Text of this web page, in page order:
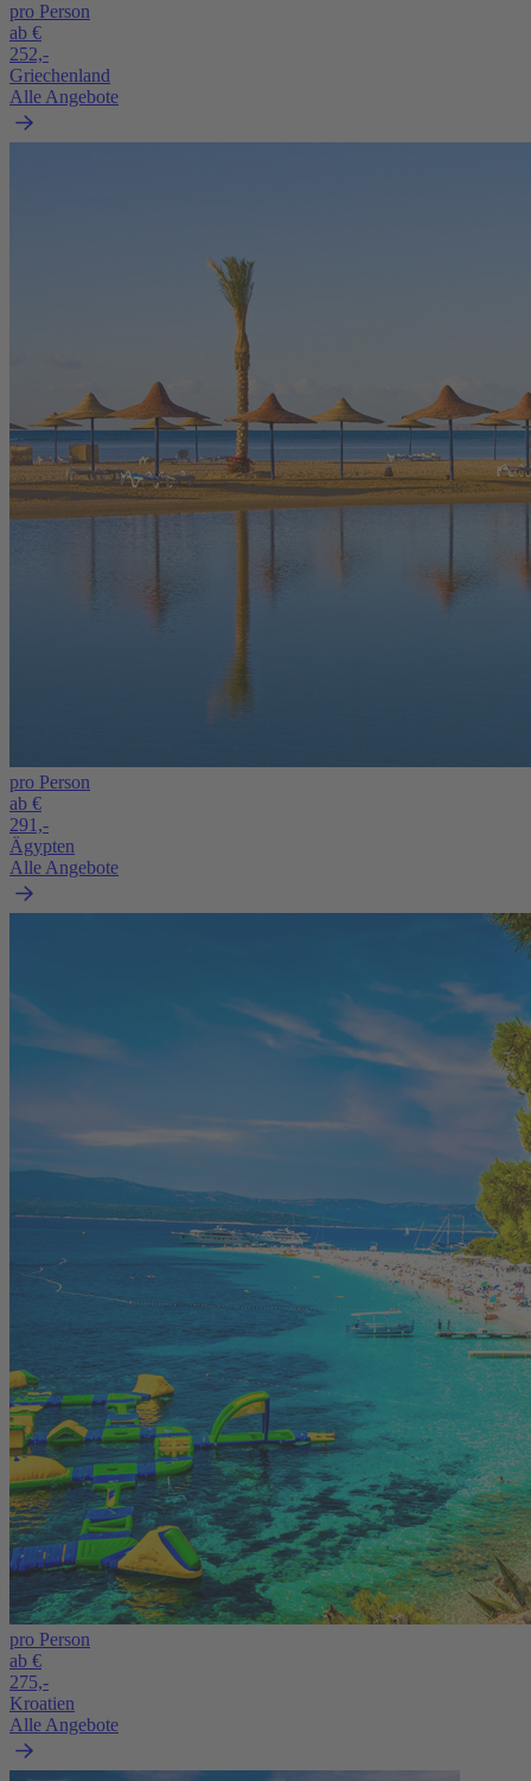
pro Person
ab €
252,-
Griechenland
Alle Angebote
pro Person
ab €
291,-
Ägypten
Alle Angebote
pro Person
ab €
275,-
Kroatien
Alle Angebote